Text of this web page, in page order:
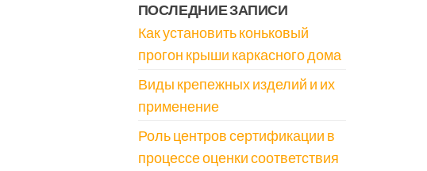
ПОСЛЕДНИЕ ЗАПИСИ
Как установить коньковый
прогон крыши каркасного дома
Виды крепежных изделий и их
применение
Роль центров сертификации в
процессе оценки соответствия